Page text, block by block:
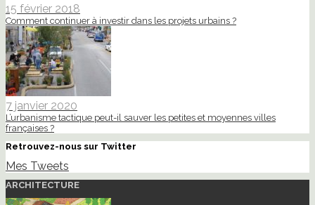
15 février 2018
Comment continuer à investir dans les projets urbains ?
7 janvier 2020
L’urbanisme tactique peut-il sauver les petites et moyennes villes
françaises ?
Retrouvez-nous sur Twitter
Mes Tweets
ARCHITECTURE